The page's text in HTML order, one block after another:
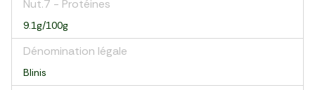
Nut.7 - Protéines
9.1g/100g
Dénomination légale
Blinis